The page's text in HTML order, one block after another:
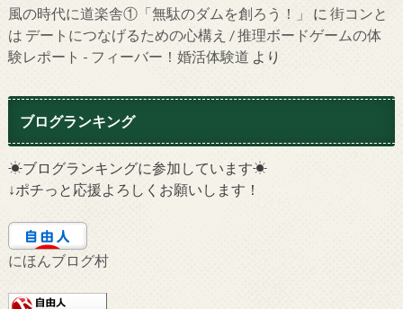
風の時代に道楽舎①「無駄のダムを創ろう！」 に 街コンと
は デートにつなげるための心構え / 推理ボードゲームの体
験レポート - フィーバー！婚活体験道 より
ブログランキング
☀ブログランキングに参加しています☀
↓ポチっと応援よろしくお願いします！
にほんブログ村